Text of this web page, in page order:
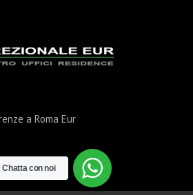
a Roma Eur
Chatta con noi